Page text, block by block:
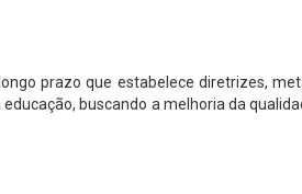
prazo que estabelece diretrizes,
buscando a melhoria da